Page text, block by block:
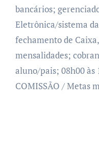
bancários;
Eletrônica/sistema
fechamento de
mensalidades;
aluno/pais; 08h00 às
COMISSÃO / Metas